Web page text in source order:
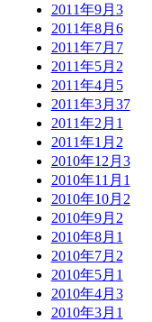
2011年9月 3
2011年8月 6
2011年7月 7
2011年5月 2
2011年4月 5
2011年3月 37
2011年2月 1
2011年1月 2
2010年12月 3
2010年11月 1
2010年10月 2
2010年9月 2
2010年8月 1
2010年7月 2
2010年5月 1
2010年4月 3
2010年3月 1